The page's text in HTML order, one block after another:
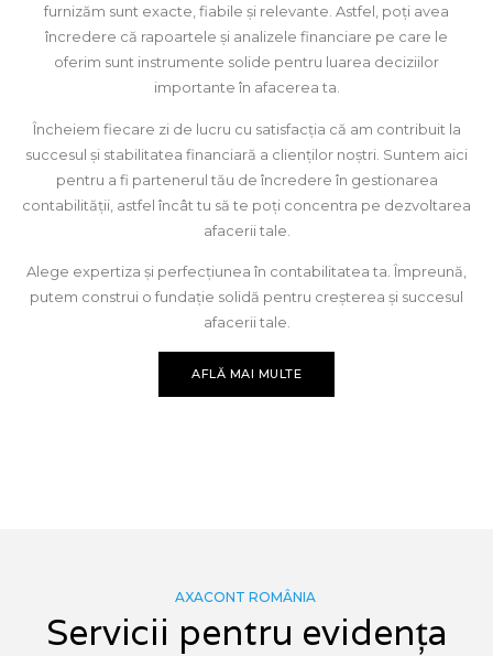
furnizăm sunt exacte, fiabile și relevante. Astfel, poți avea
încredere că rapoartele și analizele financiare pe care le
oferim sunt instrumente solide pentru luarea deciziilor
importante în afacerea ta.
Încheiem fiecare zi de lucru cu satisfacția că am contribuit la
succesul și stabilitatea financiară a clienților noștri. Suntem aici
pentru a fi partenerul tău de încredere în gestionarea
contabilității, astfel încât tu să te poți concentra pe dezvoltarea
afacerii tale.
Alege expertiza și perfecțiunea în contabilitatea ta. Împreună,
putem construi o fundație solidă pentru creșterea și succesul
afacerii tale.
AFLĂ MAI MULTE
AXACONT ROMÂNIA
Servicii pentru evidența